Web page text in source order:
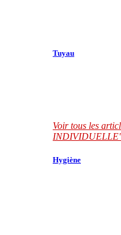
Tuyau
Voir tous les
Hygiène